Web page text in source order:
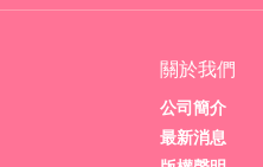
關於我們
公司簡介
最新消息